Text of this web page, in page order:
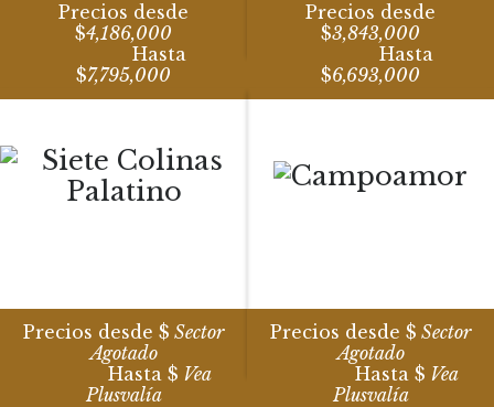
Precios desde
$4,186,000
Hasta
$7,795,000
Precios desde
$3,843,000
Hasta
$6,693,000
Precios desde $ Sector
Agotado
Hasta $ Vea
Plusvalía
Precios desde $ Sector
Agotado
Hasta $ Vea
Plusvalía